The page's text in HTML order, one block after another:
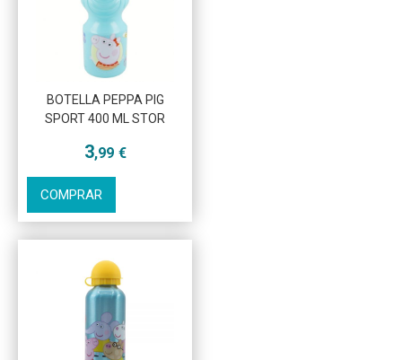
BOTELLA PEPPA PIG
SPORT 400 ML STOR
3,99 €
COMPRAR
Más info